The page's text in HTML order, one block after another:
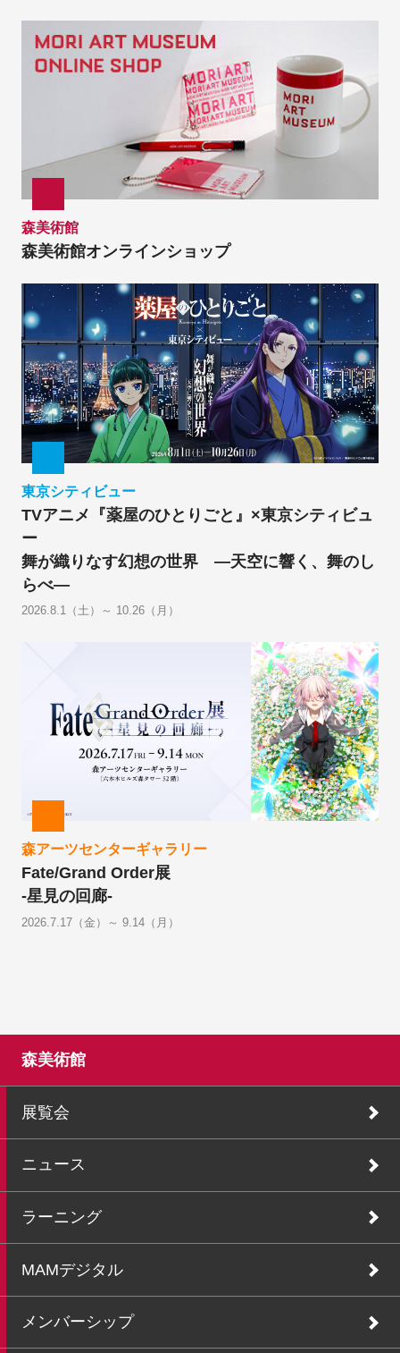
森美術館
森美術館オンラインショップ
東京シティビュー
TVアニメ『薬屋のひとりごと』×東京シティビュ
ー
舞が織りなす幻想の世界 ―天空に響く、舞のし
らべ―
2026.8.1（土）～ 10.26（月）
森アーツセンターギャラリー
Fate/Grand Order展
-星見の回廊-
2026.7.17（金）～ 9.14（月）
森美術館
展覧会
ニュース
ラーニング
MAMデジタル
メンバーシップ